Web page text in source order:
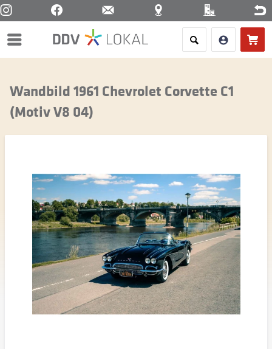
Menü
Wandbild 1961 Chevrolet Corvette C1
(Motiv V8 04)